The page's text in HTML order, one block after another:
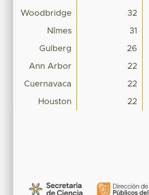
Woodbridge 32
Nîmes 31
Gulberg 26
Ann Arbor 22
Cuernavaca 22
Houston 22